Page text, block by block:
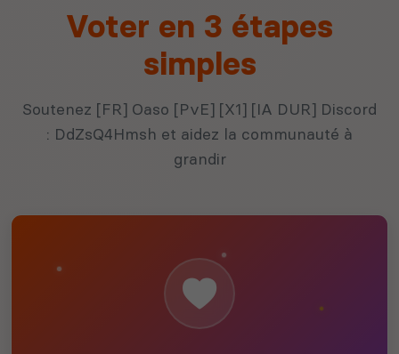
Voter en 3 étapes
simples
Soutenez [FR] Oaso [PvE] [X1] [IA DUR] Discord
: DdZsQ4Hmsh et aidez la communauté à
grandir